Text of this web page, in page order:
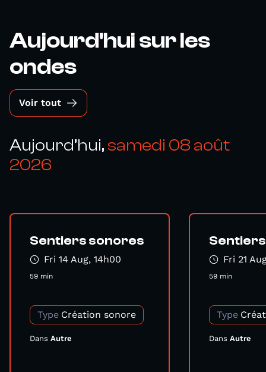
Aujourd'hui sur les
ondes
Voir tout
Aujourd’hui, samedi 08 août
2026
Sentiers sonores
Fri 14 Aug, 14h00
59 min
Type Création sonore
Dans Autre
Fri 21
59 min
Type
DansAutre